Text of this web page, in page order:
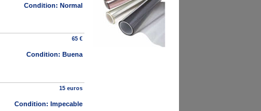
Condition: Normal
65 €
Condition: Buena
15 euros
Condition: Impecable